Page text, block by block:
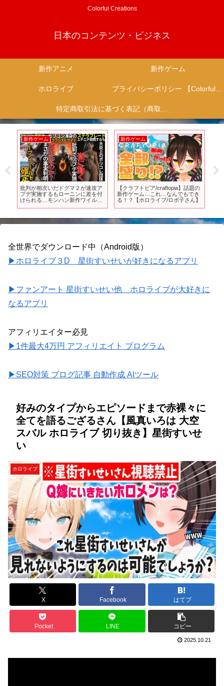
Colorful Creations
日本のコンテンツ・ビジネス
新作アニメ 新作ゲーム
ホロライブ プライバシーポリシー 【Colorful Creation】
特定商取引法に基づく表記（商取引に関する開示）
新作ゲーム
批判が相次いだドグマ２が速攻ア
プデ実施するもローニンに差を付
けられる…モンハン新作ワイルズ
sweetbabyの手によってポリコレ
推進へ
新作ゲーム
【クラフトピア/craftopia】話題の
新作ゲーム…これ…なんでもでき
る！？【ホロライブ/ロボ子さん】
全世界でダウンロード中（Android版）
▶ホロライブ３D 星街すいせいが好きになるアプリ
▶ファンアート 星街すいせい他 ホロライブが大好きに
なるアプリ
アフィリエイター必見
▶1件最大4万円 アフィリエイト プログラム
▶SEO対策 ブログ記事 自動作成 AIツール
好みのタイプからエピソードまで赤裸々に
全てを語るござるさん【風真いろは 大空
スバル ホロライブ 切り抜き】星街すいせ
い
ホロライブ
X Facebook はてブ
Pocket LINE コピー
2025.10.21